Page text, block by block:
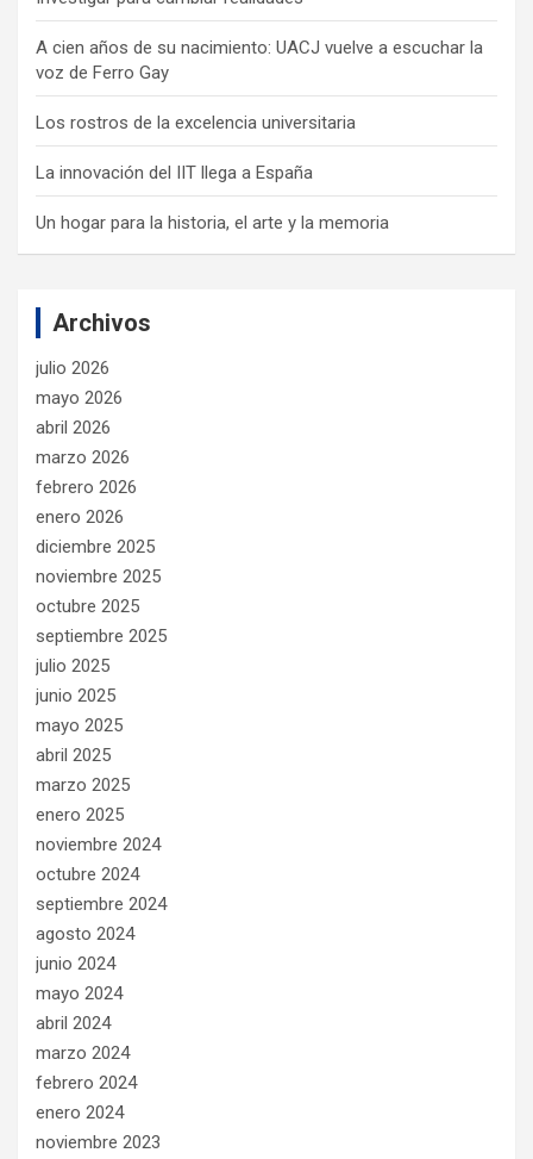
A cien años de su nacimiento: UACJ vuelve a escuchar la
voz de Ferro Gay
Los rostros de la excelencia universitaria
La innovación del IIT llega a España
Un hogar para la historia, el arte y la memoria
Archivos
julio 2026
mayo 2026
abril 2026
marzo 2026
febrero 2026
enero 2026
diciembre 2025
noviembre 2025
octubre 2025
septiembre 2025
julio 2025
junio 2025
mayo 2025
abril 2025
marzo 2025
enero 2025
noviembre 2024
octubre 2024
septiembre 2024
agosto 2024
junio 2024
mayo 2024
abril 2024
marzo 2024
febrero 2024
enero 2024
noviembre 2023